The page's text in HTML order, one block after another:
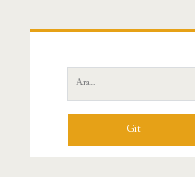
Yan
Menü
Ara: